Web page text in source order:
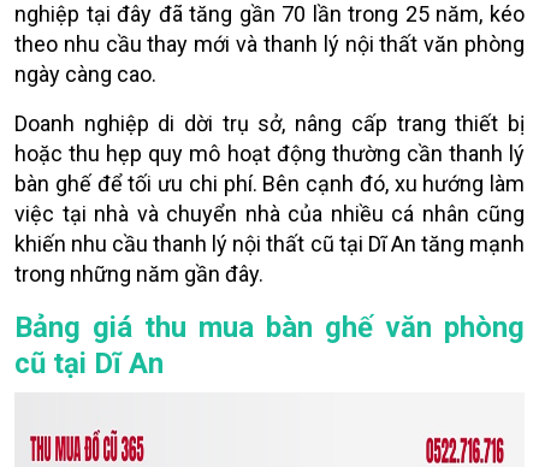
nghiệp tại đây đã tăng gần 70 lần trong 25 năm, kéo
theo nhu cầu thay mới và thanh lý nội thất văn phòng
ngày càng cao.
Doanh nghiệp di dời trụ sở, nâng cấp trang thiết bị
hoặc thu hẹp quy mô hoạt động thường cần thanh lý
bàn ghế để tối ưu chi phí. Bên cạnh đó, xu hướng làm
việc tại nhà và chuyển nhà của nhiều cá nhân cũng
khiến nhu cầu thanh lý nội thất cũ tại Dĩ An tăng mạnh
trong những năm gần đây.
Bảng giá thu mua bàn ghế văn phòng
cũ tại Dĩ An